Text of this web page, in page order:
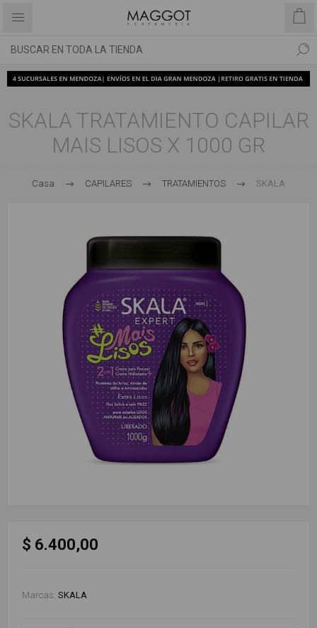
SKALA TRATAMIENTO CAPILAR
MAIS LISOS X 1000 GR
Casa CAPILARES TRATAMIENTOS SKALA
$ 6.400,00
Marcas: SKALA